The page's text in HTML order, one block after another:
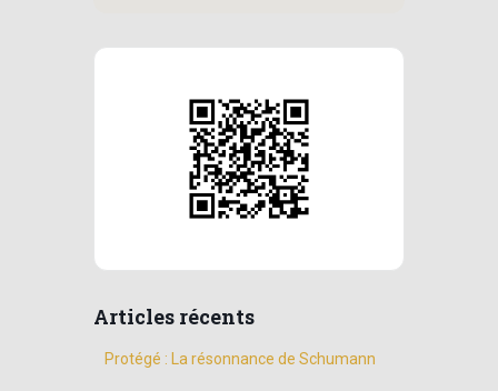
Articles récents
Protégé : La résonnance de Schumann